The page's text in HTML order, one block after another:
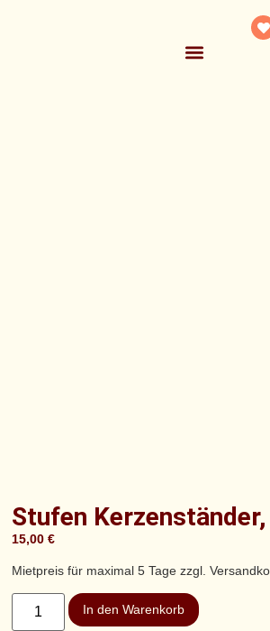
Stufen
15,00€
Mietpreis für maximal 5 Tage zzgl.
In den Warenkorb